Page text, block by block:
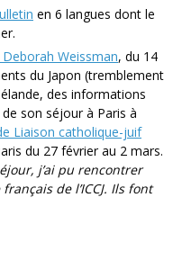
en 6 langues dont le
Weissman, du 14
du Japon (tremblement
des informations
son séjour à Paris à
Liaison catholique-juif
du 27 février au 2 mars.
j’ai pu rencontrer
de l’ICCJ. Ils font